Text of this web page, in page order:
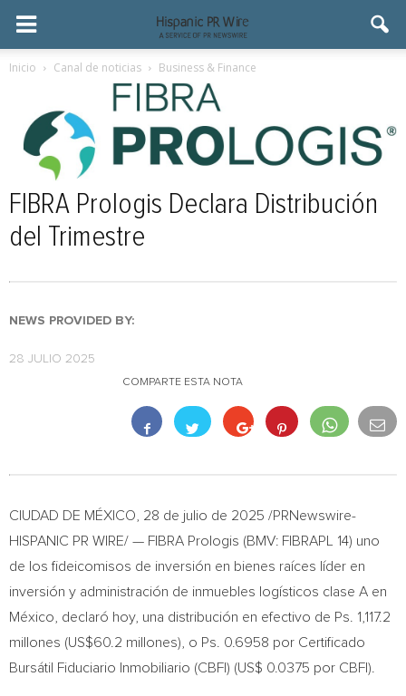
Inicio Canal de noticias Business & Finance
FIBRA Prologis Declara Distribución
del Trimestre
NEWS PROVIDED BY:
28 JULIO 2025
COMPARTE ESTA NOTA
CIUDAD DE MÉXICO 28 de julio de 2025 /PRNewswire-
HISPANIC PR WIRE/ — FIBRA Prologis (BMV: FIBRAPL 14) uno
de los fideicomisos de inversión en bienes raíces líder en
inversión y administración de inmuebles logísticos clase A en
México, declaró hoy, una distribución en efectivo de Ps. 1,117.2
millones (US$60.2 millones), o Ps. 0.6958 por Certificado
Bursátil Fiduciario Inmobiliario (CBFI) (US$ 0.0375 por CBFI).